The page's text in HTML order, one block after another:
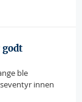
ble
innen